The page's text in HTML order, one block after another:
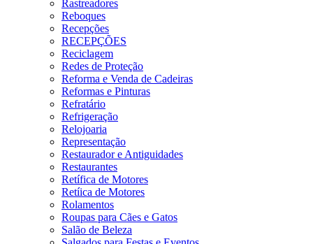
Rastreadores
Reboques
Recepções
RECEPÇÕES
Reciclagem
Redes de Proteção
Reforma e Venda de Cadeiras
Reformas e Pinturas
Refratário
Refrigeração
Relojoaria
Representação
Restaurador e Antiguidades
Restaurantes
Retífica de Motores
Retíica de Motores
Rolamentos
Roupas para Cães e Gatos
Salão de Beleza